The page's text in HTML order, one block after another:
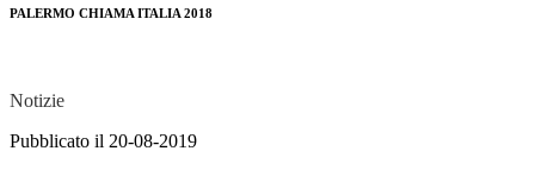
PALERMO CHIAMA ITALIA 2018
Notizie
Pubblicato il 20-08-2019